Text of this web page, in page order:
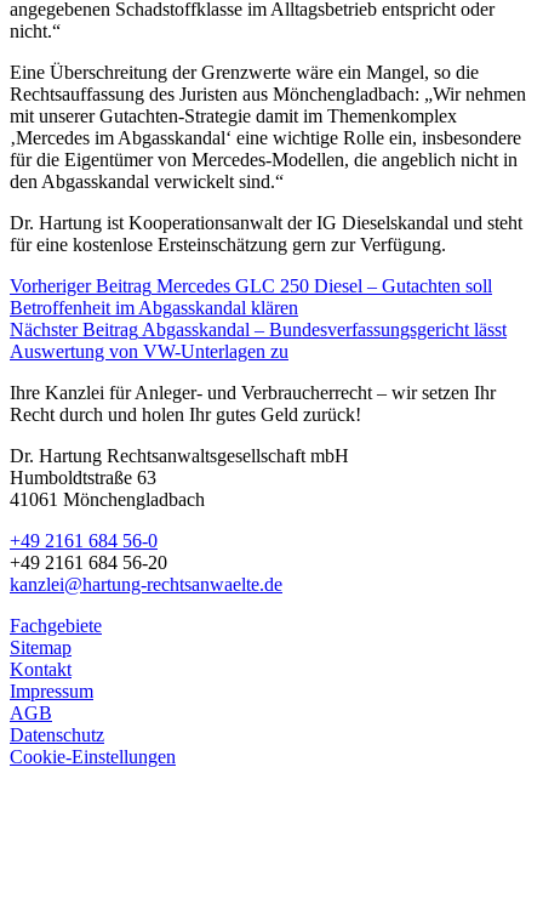
angegebenen Schadstoffklasse im Alltagsbetrieb entspricht oder
nicht.“
Eine Überschreitung der Grenzwerte wäre ein Mangel, so die
Rechtsauffassung des Juristen aus Mönchengladbach: „Wir nehmen
mit unserer Gutachten-Strategie damit im Themenkomplex
‚Mercedes im Abgasskandal‘ eine wichtige Rolle ein, insbesondere
für die Eigentümer von Mercedes-Modellen, die angeblich nicht in
den Abgasskandal verwickelt sind.“
Dr. Hartung ist Kooperationsanwalt der IG Dieselskandal und steht
für eine kostenlose Ersteinschätzung gern zur Verfügung.
Vorheriger Beitrag Mercedes GLC 250 Diesel – Gutachten soll
Betroffenheit im Abgasskandal klären
Nächster Beitrag Abgasskandal – Bundesverfassungsgericht lässt
Auswertung von VW-Unterlagen zu
Ihre Kanzlei für Anleger- und Verbraucherrecht – wir setzen Ihr
Recht durch und holen Ihr gutes Geld zurück!
Dr. Hartung Rechtsanwaltsgesellschaft mbH
Humboldtstraße 63
41061 Mönchengladbach
+49 2161 684 56-0
+49 2161 684 56-20
kanzlei@hartung-rechtsanwaelte.de
Fachgebiete
Sitemap
Kontakt
Impressum
AGB
Datenschutz
Cookie-Einstellungen